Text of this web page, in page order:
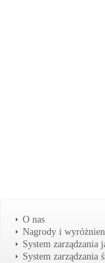
O nas
Nagrody i
System zarządzania
System zarządzania